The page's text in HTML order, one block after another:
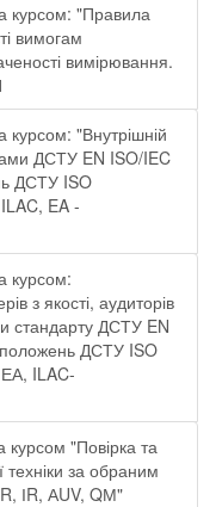
курсом: "Правила
вимогам
вимірювання.
курсом: "Внутрішній
ДСТУ EN ISO/IEC
ДСТУ ISO
EA -
курсом:
з якості, аудиторів
стандарту ДСТУ EN
ДСТУ ISO
ILAC-
курсом "Повірка та
техніки за обраним
ІR, АUV, QМ"